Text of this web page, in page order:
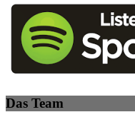
Das Team